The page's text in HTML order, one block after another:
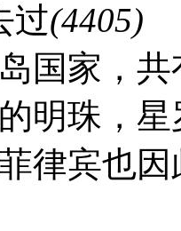
过(4405)
国家，
明珠，
律宾也